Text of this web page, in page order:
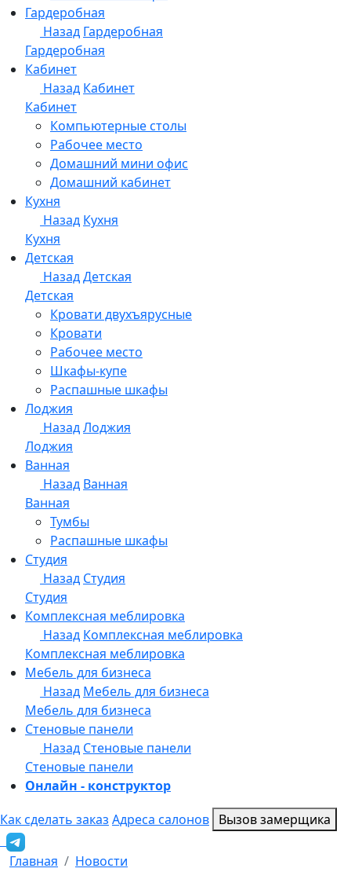
Онлайн - конструктор
Как сделать заказ Адреса салонов Вызов замерщика
Главная
Новости